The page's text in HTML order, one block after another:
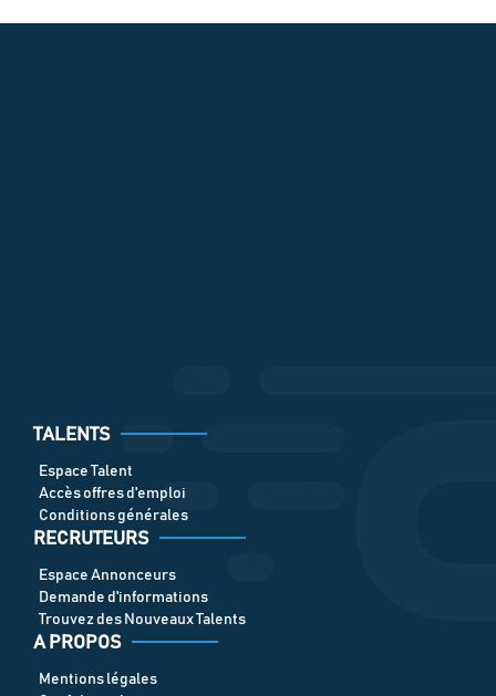
TALENTS
Espace Talent
Accès offres d'emploi
Conditions générales
RECRUTEURS
Espace Annonceurs
Demande d'informations
Trouvez des Nouveaux Talents
A PROPOS
Mentions légales